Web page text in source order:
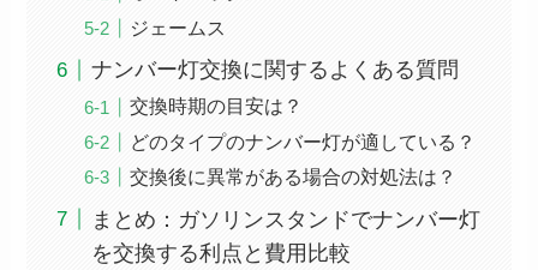
ジェームス
ナンバー灯交換に関するよくある質問
交換時期の目安は？
どのタイプのナンバー灯が適している？
交換後に異常がある場合の対処法は？
まとめ：ガソリンスタンドでナンバー灯
を交換する利点と費用比較